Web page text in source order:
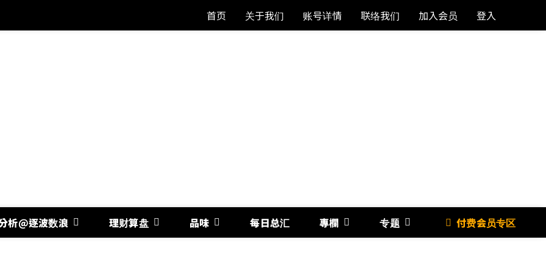
首页 关于我们 账号详情 联络我们 加入会员 登入
析@逐波数浪 理财算盘 品味 每日总汇 專欄 专题 付费会员专区